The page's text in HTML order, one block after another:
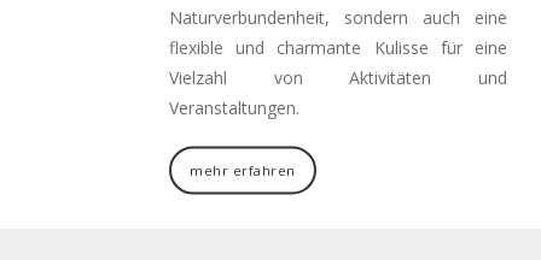
Naturverbundenheit, sondern auch eine
flexible und charmante Kulisse für eine
Vielzahl von Aktivitäten und
Veranstaltungen.
mehr erfahren